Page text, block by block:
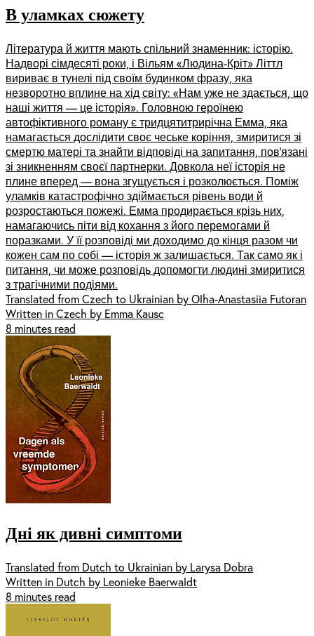
В уламках сюжету
Література й життя мають спільний знаменник: історію.
Надворі сімдесяті роки, і Вільям «Людина-Кріт» Літтл
вириває в тунелі під своїм будинком фразу, яка
незворотно вплине на хід світу: «Нам уже не здається, що
наші життя — це історія». Головною героїнею
автофіктивного роману є тридцятитрирічна Емма, яка
намагається дослідити своє чеське коріння, змиритися зі
смертю матері та знайти відповіді на запитання, пов’язані
зі зникненням своєї партнерки. Довкола неї історія не
плине вперед — вона згущується і розколюється. Поміж
уламків катастрофічно здіймається рівень води й
розростаються пожежі. Емма продирається крізь них,
намагаючись піти від кохання з його перемогами й
поразками. У її розповіді ми доходимо до кінця разом чи
кожен сам по собі — історія ж залишається. Так само як і
питання, чи може розповідь допомогти людині змиритися
з трагічними подіями.
Translated from Czech to Ukrainian by Olha-Anastasiia Futoran
Written in Czech by Emma Kausc
8 minutes read
Дні як дивні симптоми
Translated from Dutch to Ukrainian by Larysa Dobra
Written in Dutch by Leonieke Baerwaldt
8 minutes read